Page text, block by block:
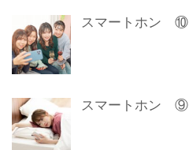
スマートホン ⑩
スマートホン ⑨